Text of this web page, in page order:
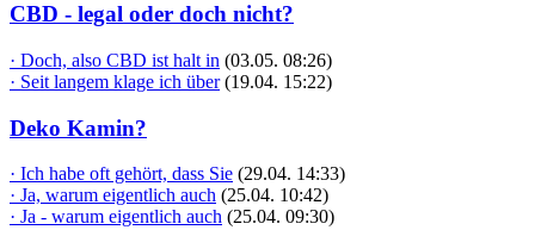
CBD - legal oder doch nicht?
· Doch, also CBD ist halt in (03.05. 08:26)
· Seit langem klage ich über (19.04. 15:22)
Deko Kamin?
· Ich habe oft gehört, dass Sie (29.04. 14:33)
· Ja, warum eigentlich auch (25.04. 10:42)
· Ja - warum eigentlich auch (25.04. 09:30)